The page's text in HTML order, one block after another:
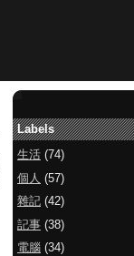
Labels
生活 (74)
個人 (57)
雜記 (42)
記事 (38)
電腦 (34)